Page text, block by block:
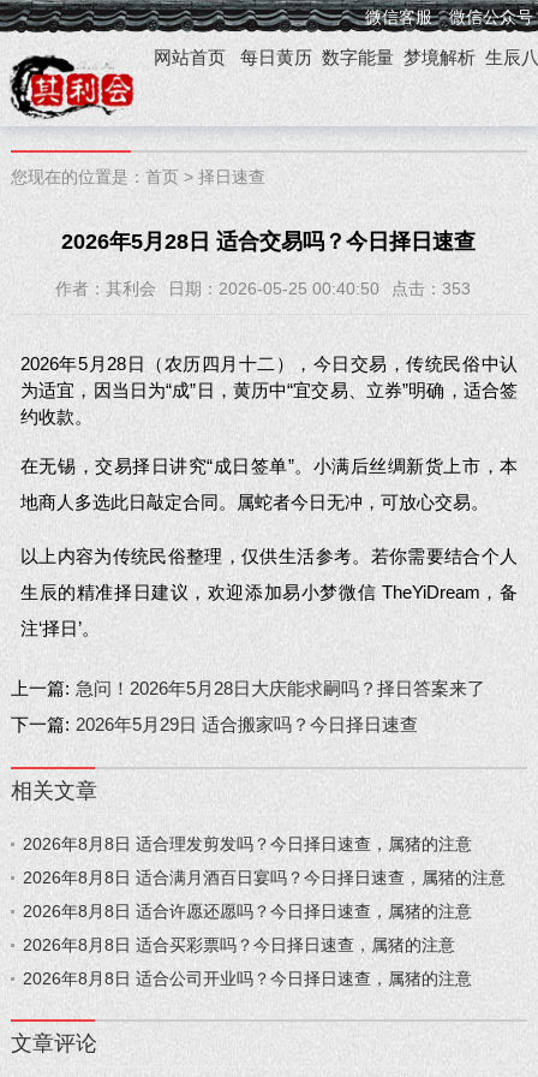
微信客服 微信公众号
网站首页 每日黄历 数字能量 梦境解析 生辰
您现在的位置是： 首页> 择日速查
2026年5月28日 适合交易吗？今日择日速查
作者：其利会 日期：2026-05-25 00:40:50 点击： 353
2026年5月28日（农历四月十二），今日交易，传统民俗中认
为适宜，因当日为“成”日，黄历中“宜交易、立券”明确，适合签
约收款。
在无锡，交易择日讲究“成日签单”。小满后丝绸新货上市，本
地商人多选此日敲定合同。属蛇者今日无冲，可放心交易。
以上内容为传统民俗整理，仅供生活参考。若你需要结合个人
生辰的精准择日建议，欢迎添加易小梦微信 TheYiDream，备
注‘择日’。
上一篇: 急问！2026年5月28日大庆能求嗣吗？择日答案来了
下一篇: 2026年5月29日 适合搬家吗？今日择日速查
相关文章
2026年8月8日 适合理发剪发吗？今日择日速查，属猪的注意
2026年8月8日 适合满月酒百日宴吗？今日择日速查，属猪的注意
2026年8月8日 适合许愿还愿吗？今日择日速查，属猪的注意
2026年8月8日 适合买彩票吗？今日择日速查，属猪的注意
2026年8月8日 适合公司开业吗？今日择日速查，属猪的注意
文章评论